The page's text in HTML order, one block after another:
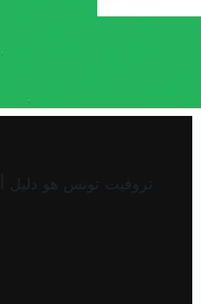
تروفيت تونس هو دليل